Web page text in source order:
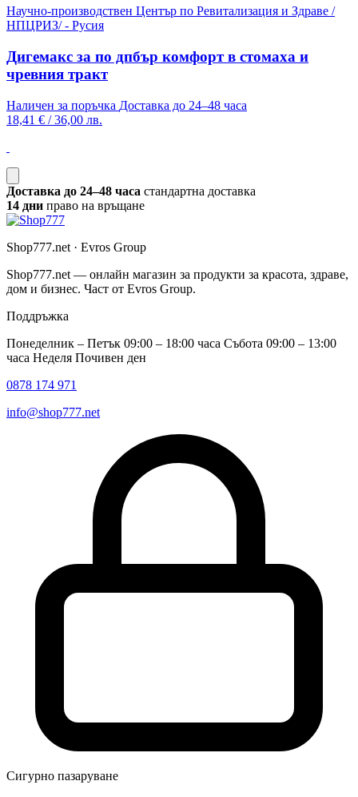
Научно-производствен Център по Ревитализация и Здраве /
НПЦРИЗ/ - Русия
Дигемакс за по дпбър комфорт в стомаха и
чревния тракт
Наличен за поръчка Доставка до 24–48 часа
18,41 € / 36,00 лв.
Доставка до 24–48 часа стандартна доставка
14 дни право на връщане
Shop777.net · Evros Group
Shop777.net — онлайн магазин за продукти за красота, здраве,
дом и бизнес. Част от Evros Group.
Поддръжка
Понеделник – Петък 09:00 – 18:00 часа Събота 09:00 – 13:00
часа Неделя Почивен ден
0878 174 971
info@shop777.net
Сигурно пазаруване